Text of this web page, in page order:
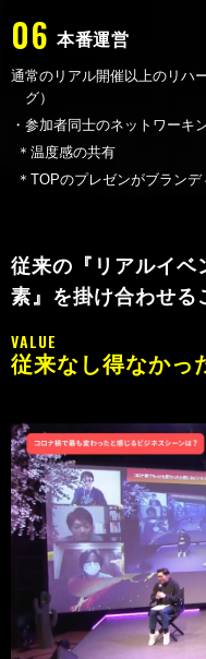
本番運営
06
通常のリアル開催以上のリハ
グ）
・参加者同士のネットワーキ
＊温度感の共有
＊TOPのプレゼンがブラン
従来の『リアルイベ
素』を掛け合わせる
VALUE
従来なし得なかっ